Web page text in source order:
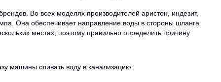
Во всех моделях производителей аристон, индезит,
Она обеспечивает направление воды в стороны шланга
местах, поэтому правильно определить причину
машины сливать воду в канализацию: